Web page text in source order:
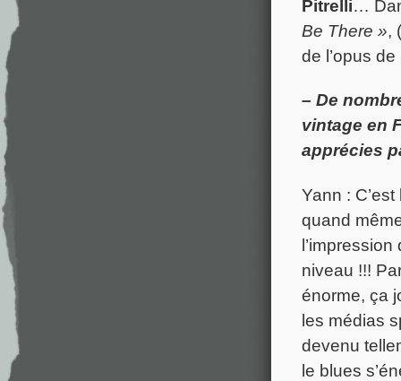
Pitrelli…
Be There »,
de l’opus de
– De
vintage en
apprécies
Yann :
quand
niveau !!!
énorme, ça
les médias
devenu
le blues